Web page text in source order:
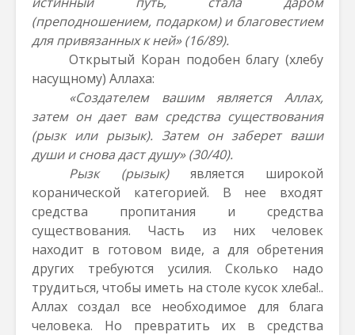
(преподношением, подарком) и благовестием
для привязанных к ней» (16/89).
Открытый Коран подобен благу (хлебу
насущному) Аллаха:
«Создателем вашим является Аллах,
затем он дает вам средства существования
(рызк или рызык). Затем он заберет ваши
души и снова даст душу» (30/40).
Рызк (рызык)является широкой
коранической категорией. В нее входят
средства пропитания и средства
существования. Часть из них человек
находит в готовом виде, а для обретения
других требуются усилия. Сколько надо
трудиться, чтобы иметь на столе кусок хлеба!..
Аллах создал все необходимое для блага
человека. Но превратить их в средства